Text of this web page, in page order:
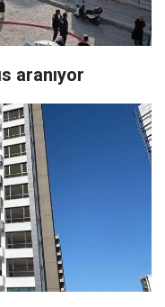
aranıyor